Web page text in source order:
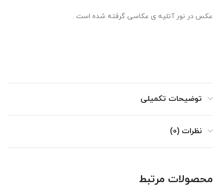
عکس در نور آتلیه ی عکاسی گرفته شده است .
توضیحات تکمیلی
نظرات (0)
محصولات مرتبط